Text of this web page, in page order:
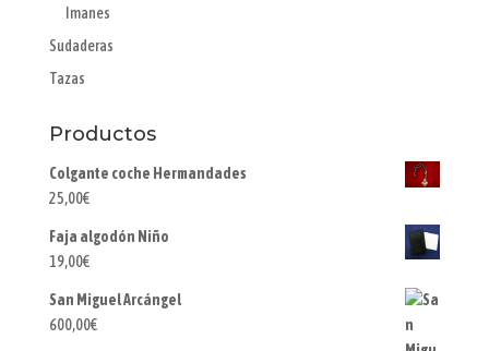
Imanes
Sudaderas
Tazas
Productos
Colgante coche Hermandades
25,00€
Faja algodón Niño
19,00€
San Miguel Arcángel
600,00€